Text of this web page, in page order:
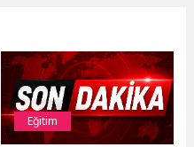
Eğitim